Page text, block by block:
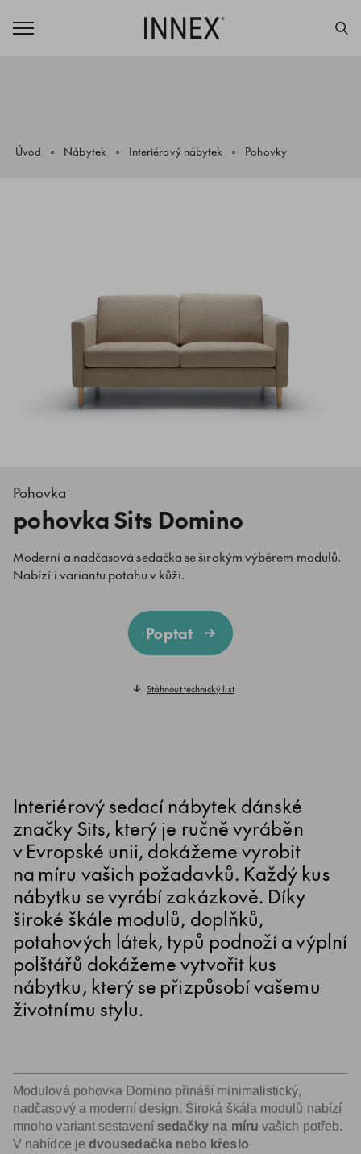
Úvod Nábytek Interiérový nábytek Pohovky
Pohovka
pohovka Sits Domino
Moderní a nadčasová sedačka se širokým výběrem modulů.
Nabízí i variantu potahu v kůži.
Poptat
Stáhnout technický list
Interiérový sedací nábytek dánské
značky Sits, který je ručně vyráběn
v Evropské unii, dokážeme vyrobit
na míru vašich požadavků. Každý kus
nábytku se vyrábí zakázkově. Díky
široké škále modulů, doplňků,
potahových látek, typů podnoží a výplní
polštářů dokážeme vytvořit kus
nábytku, který se přizpůsobí vašemu
životnímu stylu.
Modulová pohovka Domino přináší minimalistický,
nadčasový a moderní design. Široká škála modulů nabízí
mnoho variant sestavení sedačky na míru vašich potřeb.
V nabídce je dvousedačka nebo křeslo